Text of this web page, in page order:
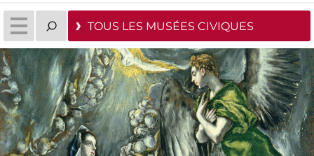
TOUS LES MUSÉES CIVIQUES